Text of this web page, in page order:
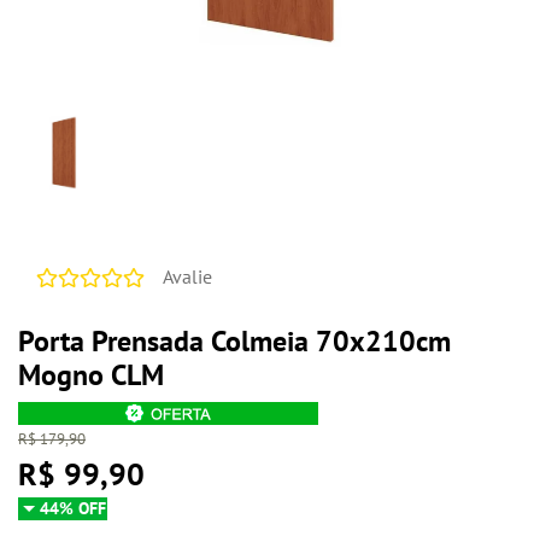
Avalie
Porta Prensada Colmeia 70x210cm
Mogno CLM
R$ 179,90
R$ 99,90
44% OFF